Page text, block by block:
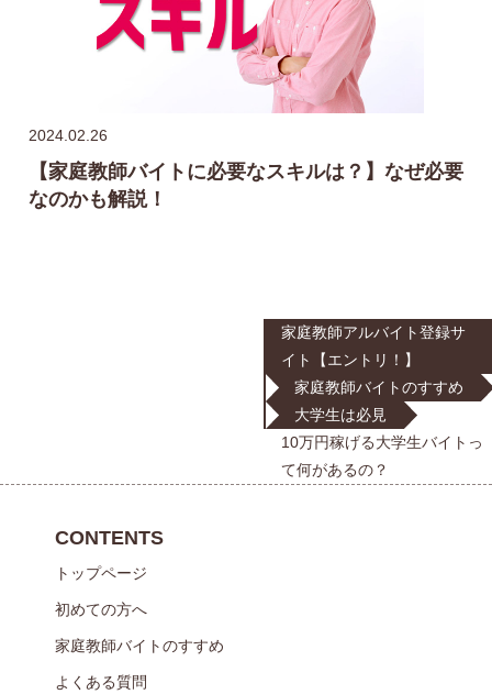
2024.02.26
【家庭教師バイトに必要なスキルは？】なぜ必要
なのかも解説！
家庭教師アルバイト登録サ
イト【エントリ！】
家庭教師バイトのすすめ
大学生は必見
10万円稼げる大学生バイトっ
て何があるの？
CONTENTS
トップページ
初めての方へ
家庭教師バイトのすすめ
よくある質問